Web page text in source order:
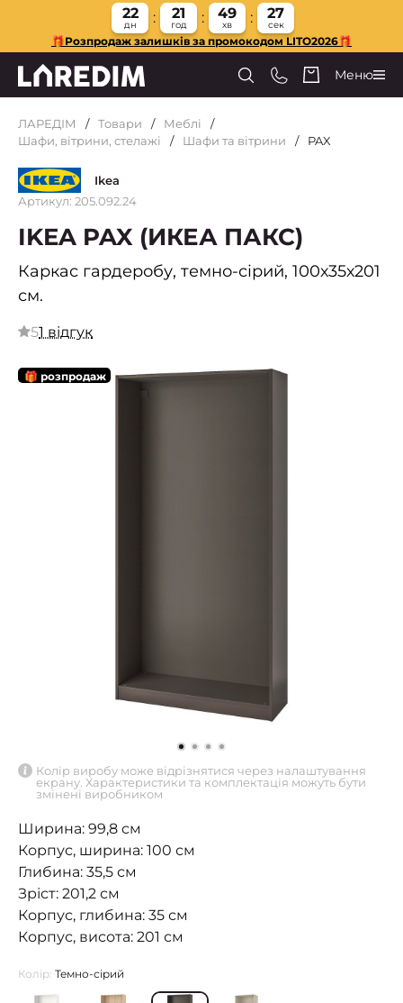
22
дн
21
год
49
хв
26
сек
🎁Розпродаж залишків за промокодом LITO2026🎁
Меню
ЛАРЕДІМ Товари
Меблі
Шафи, вітрини, стелажі
Шафи та вітрини PAX
Ikea
Артикул: 205.092.24
IKEA PAX (ИКЕА ПАКС)
Каркас гардеробу, темно-сірий, 100х35х201
см.
51 відгук
🎁 розпродаж
Колір виробу може відрізнятися через налаштування
екрану. Характеристики та комплектація можуть бути
змінені виробником
Ширина: 99,8 см
Корпус, ширина: 100 см
Глибина: 35,5 см
Зріст: 201,2 см
Корпус, глибина: 35 см
Корпус, висота: 201 см
Колір: Темно-сірий